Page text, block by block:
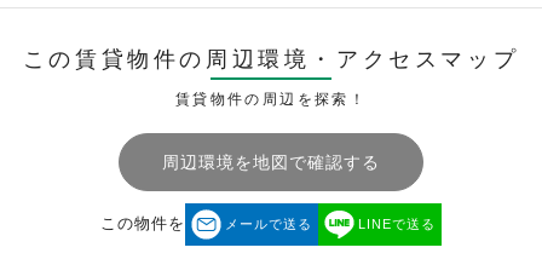
この賃貸物件の周辺環境・ アクセスマップ
賃貸物件の周辺を探索！
周辺環境を地図で確認する
この物件を メールで送る LINEで送る